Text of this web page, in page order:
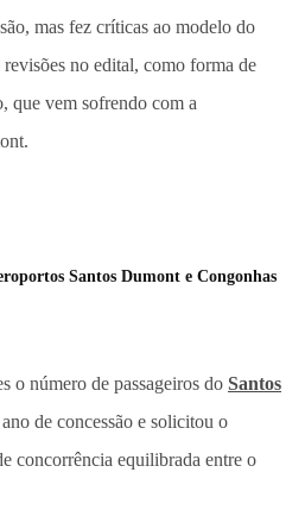
mas fez críticas ao modelo do
no edital, como forma de
que vem sofrendo com a
Santos Dumont e Congonhas
o número de passageiros do Santos
de concessão e solicitou o
concorrência equilibrada entre o